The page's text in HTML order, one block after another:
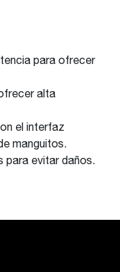
para ofrecer
alta
el interfaz
manguitos.
para evitar daños.